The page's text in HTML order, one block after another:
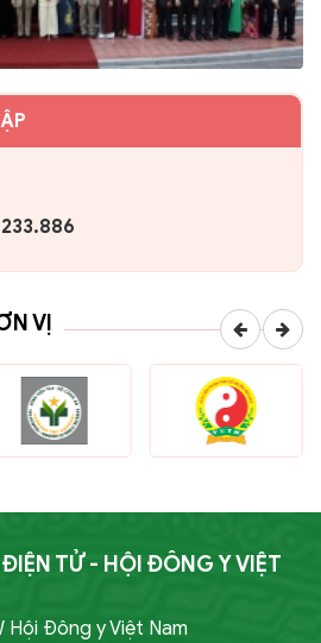
VỊ
TỬ - HỘI ĐÔNG Y VIỆT
Hội Đông y Việt Nam